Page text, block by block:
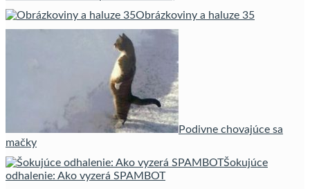
Obrázkoviny a haluze 35
Podivne chovajúce sa
mačky
Šokujúce
odhalenie: Ako vyzerá SPAMBOT